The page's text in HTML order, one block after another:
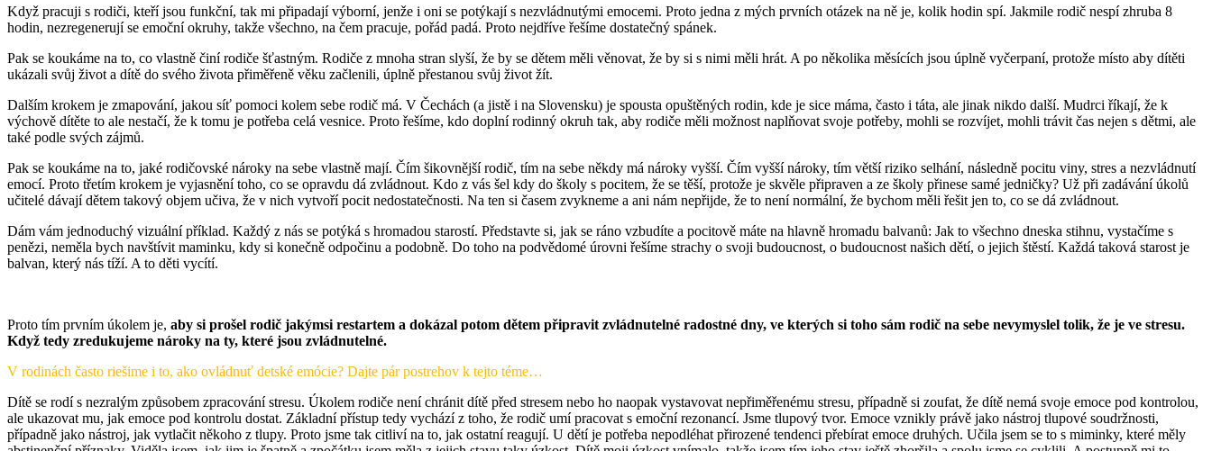
Když pracuji s rodiči, kteří jsou funkční, tak mi připadají výborní, jenže i oni se potýkají s nezvládnutými emocemi. Proto jedna z mých prvních otázek na ně je, kolik hodin spí. Jakmile rodič nespí zhruba 8
hodin, nezregenerují se emoční okruhy, takže všechno, na čem pracuje, pořád padá. Proto nejdříve řešíme dostatečný spánek.
Pak se koukáme na to, co vlastně činí rodiče šťastným. Rodiče z mnoha stran slyší, že by se dětem měli věnovat, že by si s nimi měli hrát. A po několika měsících jsou úplně vyčerpaní, protože místo aby dítěti
ukázali svůj život a dítě do svého života přiměřeně věku začlenili, úplně přestanou svůj život žít.
Dalším krokem je zmapování, jakou síť pomoci kolem sebe rodič má. V Čechách (a jistě i na Slovensku) je spousta opuštěných rodin, kde je sice máma, často i táta, ale jinak nikdo další. Mudrci říkají, že k
výchově dítěte to ale nestačí, že k tomu je potřeba celá vesnice. Proto řešíme, kdo doplní rodinný okruh tak, aby rodiče měli možnost naplňovat svoje potřeby, mohli se rozvíjet, mohli trávit čas nejen s dětmi, ale
také podle svých zájmů.
Pak se koukáme na to, jaké rodičovské nároky na sebe vlastně mají. Čím šikovnější rodič, tím na sebe někdy má nároky vyšší. Čím vyšší nároky, tím větší riziko selhání, následně pocitu viny, stres a nezvládnutí
emocí. Proto třetím krokem je vyjasnění toho, co se opravdu dá zvládnout. Kdo z vás šel kdy do školy s pocitem, že se těší, protože je skvěle připraven a ze školy přinese samé jedničky? Už při zadávání úkolů
učitelé dávají dětem takový objem učiva, že v nich vytvoří pocit nedostatečnosti. Na ten si časem zvykneme a ani nám nepřijde, že to není normální, že bychom měli řešit jen to, co se dá zvládnout.
Dám vám jednoduchý vizuální příklad. Každý z nás se potýká s hromadou starostí. Představte si, jak se ráno vzbudíte a pocitově máte na hlavně hromadu balvanů: Jak to všechno dneska stihnu, vystačíme s
penězi, neměla bych navštívit maminku, kdy si konečně odpočinu a podobně. Do toho na podvědomé úrovni řešíme strachy o svoji budoucnost, o budoucnost našich dětí, o jejich štěstí. Každá taková starost je
balvan, který nás tíží. A to děti vycítí.
Proto tím prvním úkolem je, aby si prošel rodič jakýmsi restartem a dokázal potom dětem připravit zvládnutelné radostné dny, ve kterých si toho sám rodič na sebe nevymyslel tolik, že je ve stresu.
Když tedy zredukujeme nároky na ty, které jsou zvládnutelné.
V rodinách často riešime i to, ako ovládnuť detské emócie? Dajte pár postrehov k tejto téme…
Dítě se rodí s nezralým způsobem zpracování stresu. Úkolem rodiče není chránit dítě před stresem nebo ho naopak vystavovat nepřiměřenému stresu, případně si zoufat, že dítě nemá svoje emoce pod kontrolou,
ale ukazovat mu, jak emoce pod kontrolu dostat. Základní přístup tedy vychází z toho, že rodič umí pracovat s emoční rezonancí. Jsme tlupový tvor. Emoce vznikly právě jako nástroj tlupové soudržnosti,
případně jako nástroj, jak vytlačit někoho z tlupy. Proto jsme tak citliví na to, jak ostatní reagují. U dětí je potřeba nepodléhat přirozené tendenci přebírat emoce druhých. Učila jsem se to s miminky, které měly